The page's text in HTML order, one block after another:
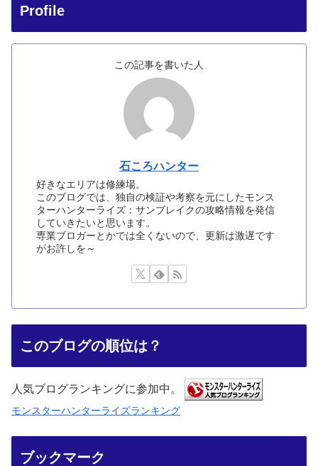
Profile
この記事を書いた人
石ころハンター
好きなエリアは修練場。
このブログでは、独自の検証や考察を元にしたモンス
ターハンターライズ：サンブレイクの攻略情報を発信
していきたいと思います。
専業ブロガーとかでは全くないので、更新は激遅です
がお許しを～
このブログの順位は？
人気ブログランキングに参加中。
モンスターハンターライズランキング
ブックマーク